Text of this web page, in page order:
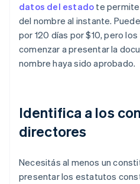
datos del estado te
del nombre al instante.
por 120 días por $10, pero
comenzar a presentar la
nombre haya sido aprobado.
Identifica a los
directores
Necesitás al menos un
presentar los estatutos